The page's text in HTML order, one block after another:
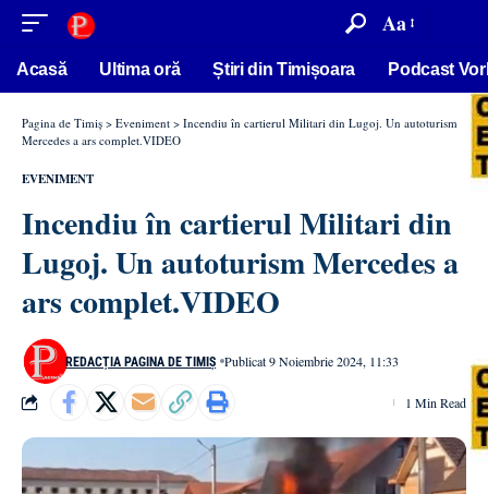
conținut Aa
Acasă Ultima oră Știri din Timișoara Podcast
Pagina de Timiș > Eveniment > Incendiu în cartierul Militari din Lugoj. Un autoturism
Mercedes a ars complet.VIDEO
EVENIMENT
Incendiu în cartierul Militari din
Lugoj. Un autoturism Mercedes a
ars complet.VIDEO
REDACȚIA PAGINA DE TIMIȘ Publicat 9 Noiembrie 2024, 11:33
1 Min Read